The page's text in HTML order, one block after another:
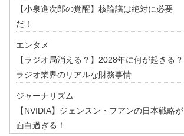
【小泉進次郎の覚醒】核論議は絶対に必要
だ！
エンタメ
【ラジオ局消える？】2028年に何が起きる？
ラジオ業界のリアルな財務事情
ジャーナリズム
【NVIDIA】ジェンスン・フアンの日本戦略が
面白過ぎる！